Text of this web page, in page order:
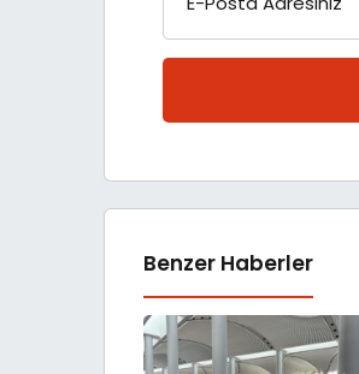
Benzer Haberler